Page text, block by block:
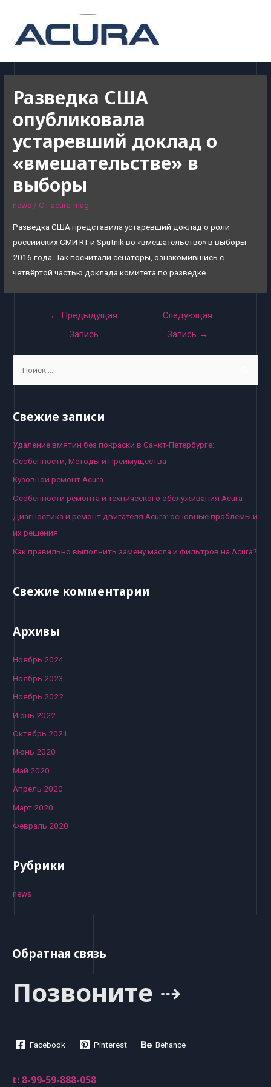
Разведка США
опубликовала
устаревший доклад о
«вмешательстве» в
выборы
news/ От acura-mag
Разведка США представила устаревший доклад о роли
российских СМИ RT и Sputnik во «вмешательство» в выборы
2016 года. Так посчитали сенаторы, ознакомившись с
четвёртой частью доклада комитета по разведке.
Навигация
← Предыдущая
Запись
Следующая
Запись →
r
h
f
o
Свежие записи
Удаление вмятин без покраски в Санкт-Петербурге:
Особенности, Методы и Преимущества
Кузовной ремонт Acura
Особенности ремонта и технического обслуживания Acura
Диагностика и ремонт двигателя Acura: основные проблемы и
их решения
Как правильно выполнить замену масла и фильтров на Acura?
Свежие комментарии
Архивы
Ноябрь 2024
Ноябрь 2023
Ноябрь 2022
Июнь 2022
Октябрь 2021
Июнь 2020
Май 2020
Апрель 2020
Март 2020
Февраль 2020
Рубрики
news
Обратная связь
Позвоните ⇢
Facebook Pinterest Behance
t: 8-99-59-888-058